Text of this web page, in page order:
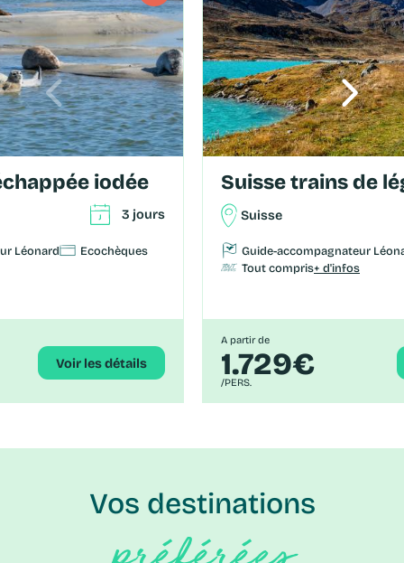
iodée
3 jours
Léonard Ecochèques
Voir les détails
Suisse trains de
Suisse
Guide-accompagnateur
Tout compris + d'infos
A partir de
1.729€
/PERS.
Vos destinations